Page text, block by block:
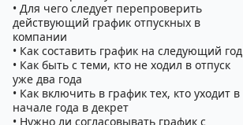
• Для чего следует перепроверить
действующий график отпускных в
компании
• Как составить график на следующий год
• Как быть с теми, кто не ходил в отпуск
уже два года
• Как включить в график тех, кто уходит в
начале года в декрет
• Нужно ли согласовывать график с